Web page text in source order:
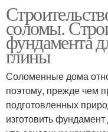
соломы.
фундамента
глины
Соломенные дома
поэтому, прежде чем
подготовленных
изготовить